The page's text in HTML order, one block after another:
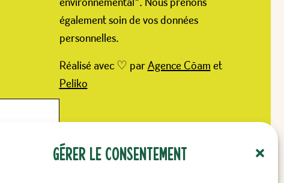
Gérer le consentement
environnemental*. Nous prenons
également soin de vos données
personnelles.
Réalisé avec ♡ par Agence Cōam et
Peliko